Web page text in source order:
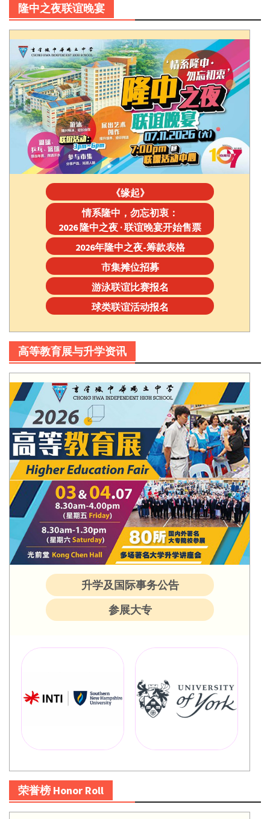
隆中之夜联谊晚宴
《缘起》
情系隆中，勿忘初衷：
2026 隆中之夜 · 联谊晚宴开始售票
2026年隆中之夜-筹款表格
市集摊位招募
游泳联谊比赛报名
球类联谊活动报名
高等教育展与升学资讯
升学及国际事务公告
参展大专
荣誉榜 Honor Roll